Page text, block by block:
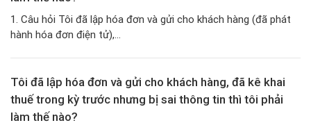
1. Câu hỏi Tôi đã lập hóa đơn và gửi cho khách hàng (đã phát
hành hóa đơn điện tử),...
Tôi đã lập hóa đơn và gửi cho khách hàng, đã kê khai
thuế trong kỳ trước nhưng bị sai thông tin thì tôi phải
làm thế nào?